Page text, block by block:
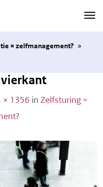
= zelfmanagement? »
× 1356 in Zelfsturing =